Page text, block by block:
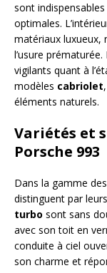
sont
optimales.
matériaux luxueux,
l’usure
vigilants quant à
modèles cabriolet
éléments naturels.
Variétés et
Porsche 993
Dans la gamme
distinguent par
turbo sont sans
avec son toit en
conduite à ciel
son charme et